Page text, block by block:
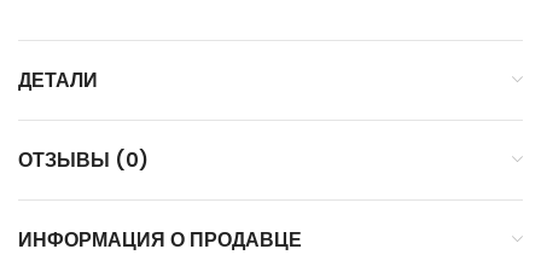
ДЕТАЛИ
ОТЗЫВЫ (0)
ИНФОРМАЦИЯ О ПРОДАВЦЕ